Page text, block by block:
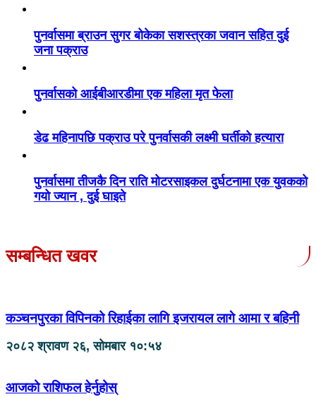
पुनर्वासमा ब्राउन सुगर बोकेका सशस्त्रका जवान सहित दुई
जना पक्राउ
पुनर्वासको आईबीआरडीमा एक महिला मृत फेला
डेढ महिनापछि पक्राउ परे पुनर्वासकी लक्ष्मी घर्तीको हत्यारा
पुनर्वासमा तीजकै दिन राति मोटरसाइकल दुर्घटनामा एक युवकको
गयो ज्यान , दुई घाइते
सम्बन्धित खवर
कञ्चनपुरका विपिनको रिहाईका लागि इजरायल लागे आमा र बहिनी
२०८२ श्रावण २६, सोमबार १०:५४
आजको राशिफल हेर्नुहोस्